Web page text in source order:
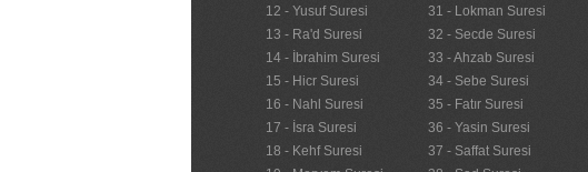
12 - Yusuf Suresi
13 - Ra'd Suresi
14 - İbrahim Suresi
15 - Hicr Suresi
16 - Nahl Suresi
17 - İsra Suresi
18 - Kehf Suresi
31 - Lokman Suresi
32 - Secde Suresi
33 - Ahzab Suresi
34 - Sebe Suresi
35 - Fatır Suresi
36 - Yasin Suresi
37 - Saffat Suresi